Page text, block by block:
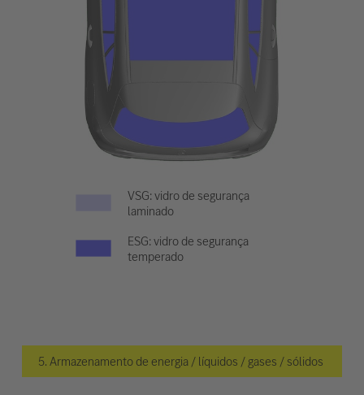
VSG: vidro de segurança
laminado
ESG: vidro de segurança
temperado
5. Armazenamento de energia / líquidos / gases / sólidos